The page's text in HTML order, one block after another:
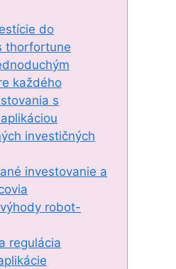
do
thorfortune
každého
s
investičných
investovanie a
robot-
regulácia